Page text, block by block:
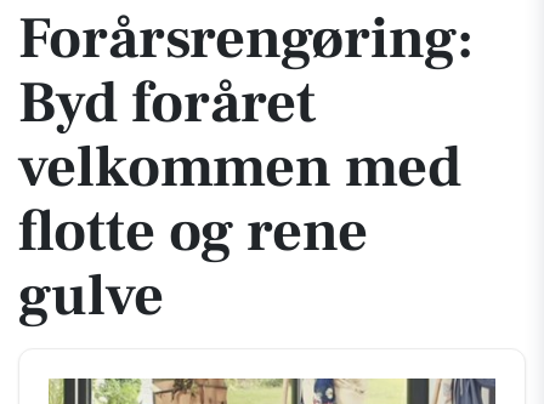
Forårsrengøring:
Byd foråret
velkommen med
flotte og rene
gulve